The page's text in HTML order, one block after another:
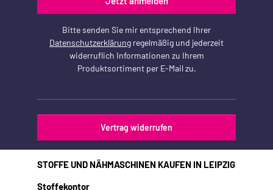
Bitte senden Sie mir entsprechend Ihrer
Datenschutzerklärung regelmäßig und jederzeit
widerruflich Informationen zu Ihrem
Produktsortiment per E-Mail zu.
Vertrag widerrufen
STOFFE UND NÄHMASCHINEN KAUFEN IN LEIPZIG
Stoffekontor